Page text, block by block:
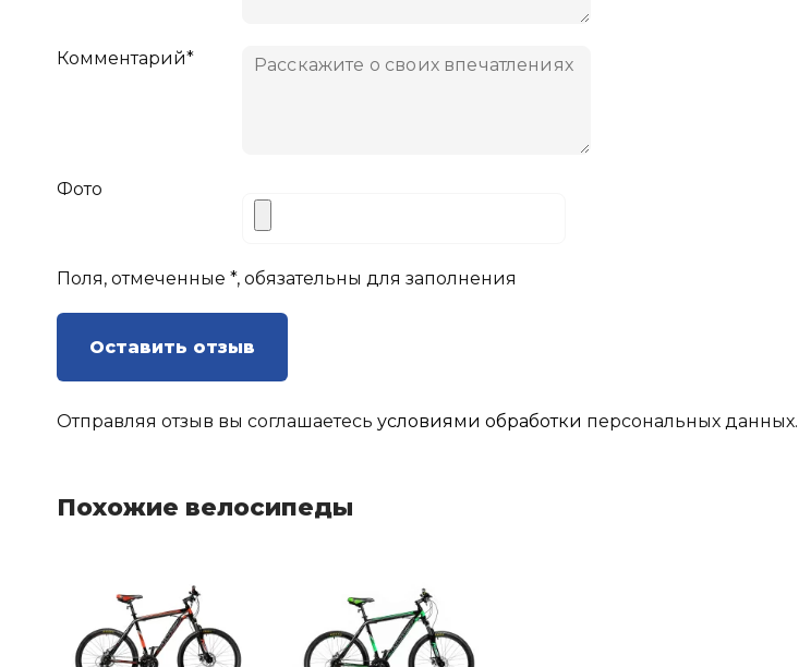
Комментарий*
Фото
Поля, отмеченные *, обязательны для заполнения
Оставить отзыв
Отправляя отзыв вы соглашаетесь условиями обработки персональных данных.
Похожие велосипеды